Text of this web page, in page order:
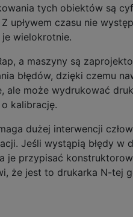
tych obiektów są
upływem czasu nie
wielokrotnie.
a maszyny są
błędów, dzięki czemu
ale może wydrukować
kalibrację.
dużej interwencji
Jeśli wystąpią błędy
je przypisać
że jest to drukarka N-tej